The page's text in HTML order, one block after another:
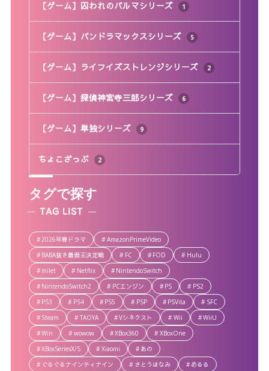
【ゲーム】囚われのパルマシリーズ 1
【ゲーム】パンドラマックスシリーズ 5
【ゲーム】ライフイズストレンジシリーズ 2
【ゲーム】探偵神宮寺三郎シリーズ 6
【ゲーム】単独シリーズ 9
ちょこざっぷ 2
タグで探す
TAG LIST
2026年春ドラマ
AmazonPrimeVideo
BABA抜き最弱王決定戦
FC FOD
Hulu
milet
Netflix
NintendoSwitch
NintendoSwitch2
PCエンジン PS
PS2
PS3
PS4 PS5 PSP PSVita
SFC
Steam
TAOYA Vシネクスト Wii
WiiU
Win
wowow XBox360
XBoxOne
XBoxSeriesX/S
Xiaomi
あの
ぐるぐるナインティナイン
さとうほなみ
めるる